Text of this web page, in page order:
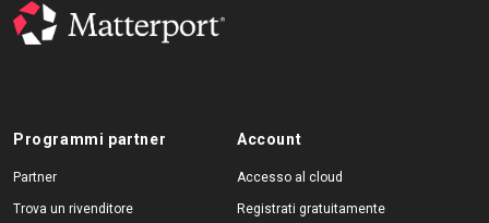
Programmi partner
Partner
Trova un rivenditore
Account
Accesso al cloud
Registrati gratuitamente